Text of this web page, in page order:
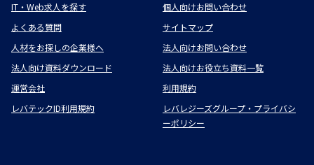
IT・Web求人を探す
個人向けお問い合わせ
よくある質問
サイトマップ
人材をお探しの企業様へ
法人向けお問い合わせ
法人向け資料ダウンロード
法人向けお役立ち資料一覧
運営会社
利用規約
レバテックID利用規約
レバレジーズグループ・プライバシ
ーポリシー